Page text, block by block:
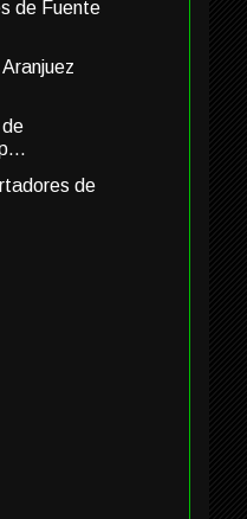
de Fuente
de